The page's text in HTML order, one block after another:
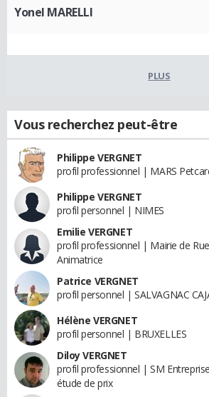
Yonel MARELLI
PLUS
Vous recherchez peut-être
Philippe VERGNET
profil professionnel | MARS
Philippe VERGNET
profil personnel | NIMES
Emilie VERGNET
profil professionnel | Mairie de
Animatrice
Patrice VERGNET
profil personnel | SALVAGNAC
Hélène VERGNET
profil personnel | BRUXELLES
Diloy VERGNET
profil professionnel | SM
étude de prix